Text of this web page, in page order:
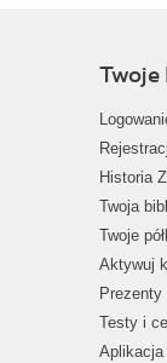
Historia
Twoja
Twoje
Aktywuj
Prezenty
Testy i
Aplikacja